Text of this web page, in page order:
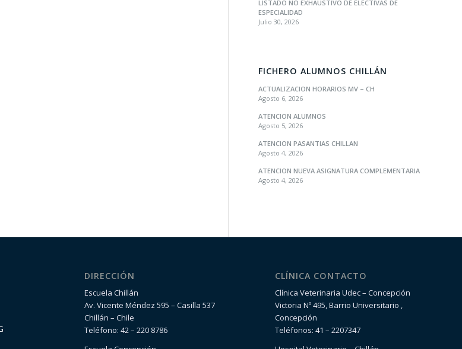
LISTADO NO EXHAUSTIVO DE ELECTIVAS DE
ESPECIALIDAD
Julio 30, 2026
FICHERO ALUMNOS CHILLÁN
ACTUALIZACION HORARIOS MV – CH
Agosto 6, 2026
ATENCION ALUMNOS
Agosto 5, 2026
ATENCION PASANTIAS CHILLAN
Agosto 4, 2026
ATENCION NUEVA ASIGNATURA COMPLEMENTARIA
Agosto 4, 2026
DIRECCIÓN
Escuela Chillán
Av. Vicente Méndez 595 – Casilla 537
Chillán – Chile
Teléfono: 42 – 220 8786
CLÍNICA CONTACTO
Clínica Veterinaria Udec – Concepción
Victoria Nº 495, Barrio Universitario ,
Concepción
Teléfonos: 41 – 2207347